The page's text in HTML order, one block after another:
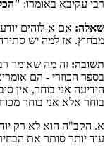
רבי עקיבא באומרו:
שאלה: אם א-לוהים
מבחוץ. אז למה יש
תשובה: זה מה שאומר
בספר הכוזרי - הם
הידיעה אני בוחר, אין
בוחר אלא אני בוחר
א. הקב"ה הוא לא רק
עוד יותר סותר את